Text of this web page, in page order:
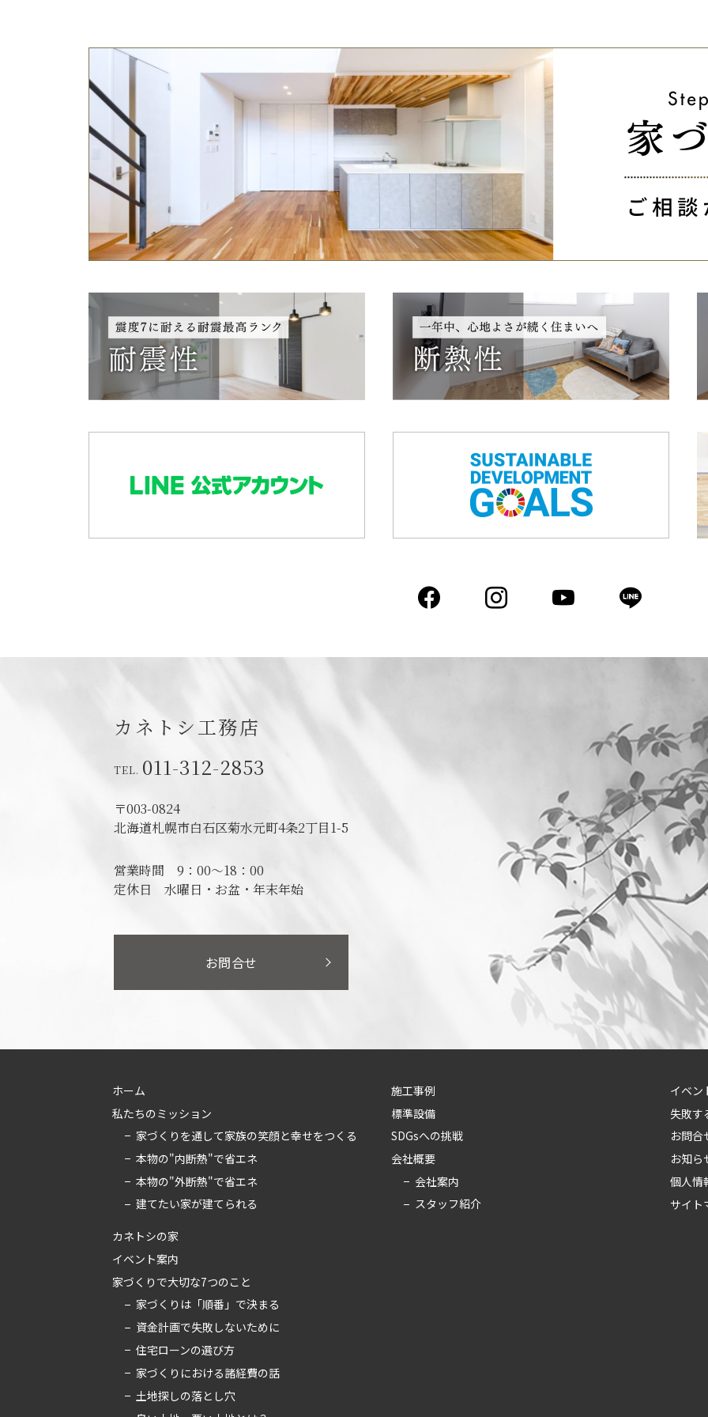
FacebookInstagramYouTube
カネトシ工務店
011-312-2853
〒003-0824
北海道札幌市白石区菊水元町4条2丁目1-5
営業時間9：00～18：00
定休日水曜日・お盆・年末年始
お問合せ
ホーム
私たちのミッション
家づくりを通して家族の笑顔と幸せをつくる
本物の"内断熱"で省エネ
本物の"外断熱"で省エネ
建てたい家が建てられる
カネトシの家
イベント案内
家づくりで大切な7つのこと
家づくりは「順番」で決まる
資金計画で失敗しないために
住宅ローンの選び方
家づくりにおける諸経費の話
土地探しの落とし穴
施工事例
標準設備
SDGsへの挑戦
会社概要
会社案内
スタッフ紹介
イベン
失敗す
お問合
お知ら
個人情
サイト